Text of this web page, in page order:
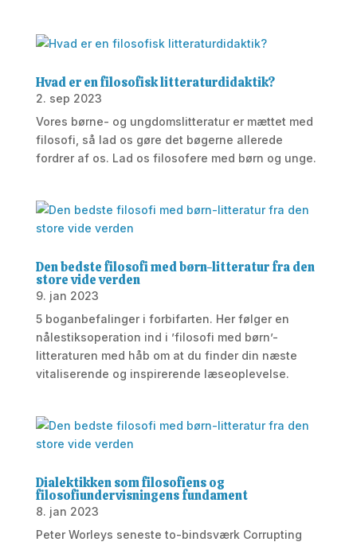
Hvad er en filosofisk litteraturdidaktik?
2. sep 2023
Vores børne- og ungdomslitteratur er mættet med
filosofi, så lad os gøre det bøgerne allerede
fordrer af os. Lad os filosofere med børn og unge.
Den bedste filosofi med børn-litteratur fra den
store vide verden
9. jan 2023
5 boganbefalinger i forbifarten. Her følger en
nålestiksoperation ind i ’filosofi med børn’-
litteraturen med håb om at du finder din næste
vitaliserende og inspirerende læseoplevelse.
Dialektikken som filosofiens og
filosofiundervisningens fundament
8. jan 2023
Peter Worleys seneste to-bindsværk Corrupting